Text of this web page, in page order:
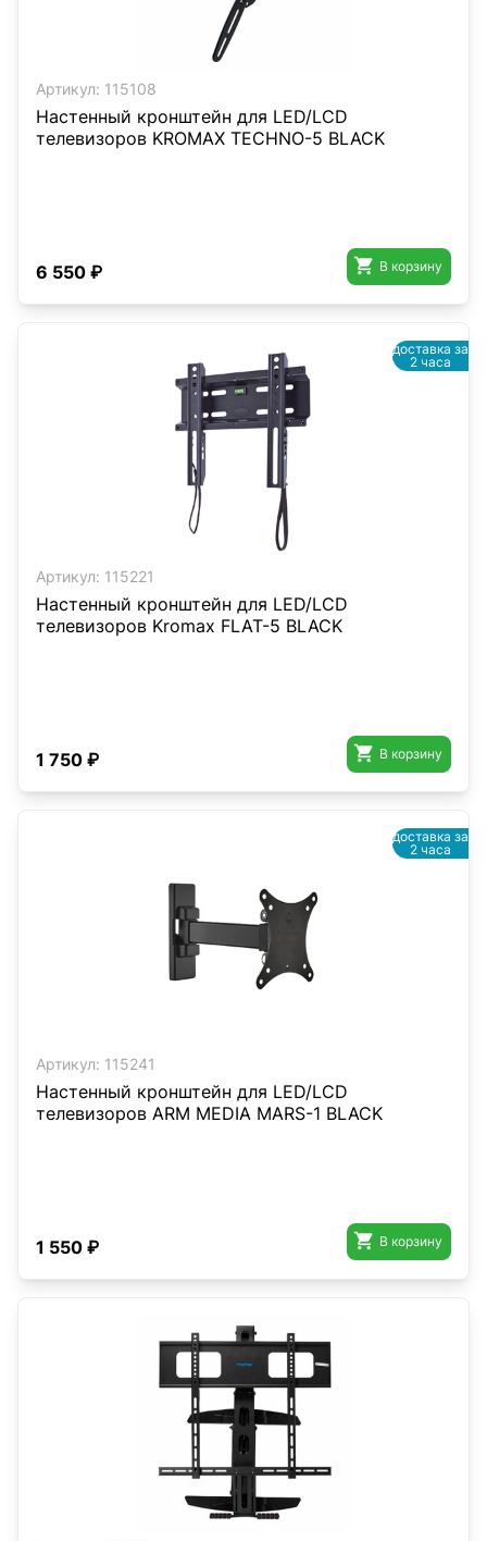
Артикул: 115108
Настенный кронштейн для LED/LCD
телевизоров KROMAX TECHNO-5 BLACK
6 550 ₽  В корзину
Артикул: 115221
Настенный кронштейн для LED/LCD
телевизоров Kromax FLAT-5 BLACK
1 750 ₽  В корзину
доставка за
2 часа
Артикул: 115241
Настенный кронштейн для LED/LCD
телевизоров ARM MEDIA MARS-1 BLACK
1 550 ₽  В корзину
доставка за
2 часа